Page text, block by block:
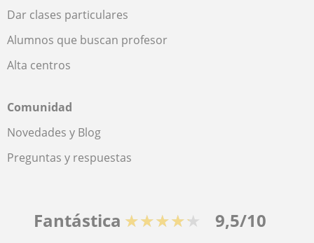
Dar clases particulares
Alumnos que buscan profesor
Alta centros
Comunidad
Novedades y Blog
Preguntas y respuestas
Fantástica ★★★★★ 9,5/10